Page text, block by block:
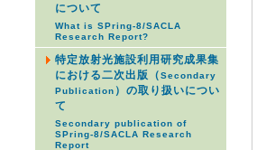
について
What is SPring-8/SACLA
Research Report?
特定放射光施設利用研究成果集
における二次出版（Secondary
Publication ）の取り扱いについ
て
Secondary publication of
SPring-8/SACLA Research
Report